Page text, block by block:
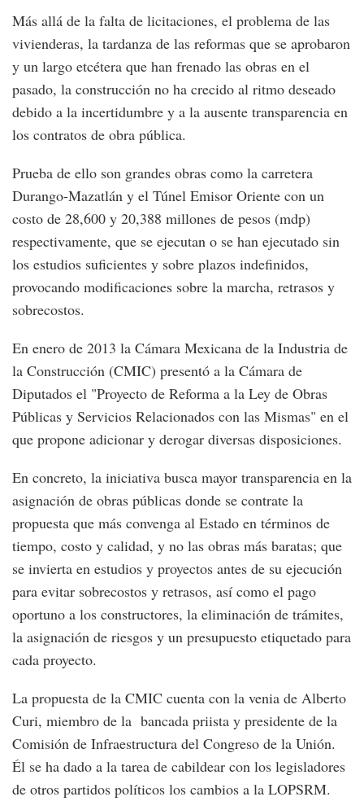
Más allá de la falta de licitaciones, el problema de las
vivienderas, la tardanza de las reformas que se aprobaron
y un largo etcétera que han frenado las obras en el
pasado, la construcción no ha crecido al ritmo deseado
debido a la incertidumbre y a la ausente transparencia en
los contratos de obra pública.
Prueba de ello son grandes obras como la carretera
Durango-Mazatlán y el Túnel Emisor Oriente con un
costo de 28,600 y 20,388 millones de pesos (mdp)
respectivamente, que se ejecutan o se han ejecutado sin
los estudios suficientes y sobre plazos indefinidos,
provocando modificaciones sobre la marcha, retrasos y
sobrecostos.
En enero de 2013 la Cámara Mexicana de la Industria de
la Construcción (CMIC) presentó a la Cámara de
Diputados el "Proyecto de Reforma a la Ley de Obras
Públicas y Servicios Relacionados con las Mismas" en el
que propone adicionar y derogar diversas disposiciones.
En concreto, la iniciativa busca mayor transparencia en la
asignación de obras públicas donde se contrate la
propuesta que más convenga al Estado en términos de
tiempo, costo y calidad, y no las obras más baratas; que
se invierta en estudios y proyectos antes de su ejecución
para evitar sobrecostos y retrasos, así como el pago
oportuno a los constructores, la eliminación de trámites,
la asignación de riesgos y un presupuesto etiquetado para
cada proyecto.
La propuesta de la CMIC cuenta con la venia de Alberto
Curi, miembro de la bancada priista y presidente de la
Comisión de Infraestructura del Congreso de la Unión.
Él se ha dado a la tarea de cabildear con los legisladores
de otros partidos políticos los cambios a la LOPSRM.